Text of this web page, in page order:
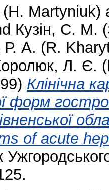
Martyniuk)
Кузін, С. М.
А. (R.
Л. Є.
Клінічна
форм
of acute